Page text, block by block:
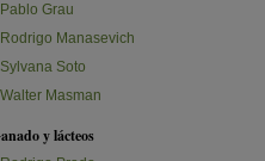
Pablo Grau
Rodrigo Manasevich
Sylvana Soto
Walter Masman
y lácteos